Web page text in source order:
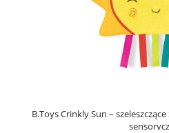
B.Toys Crinkly Sun –